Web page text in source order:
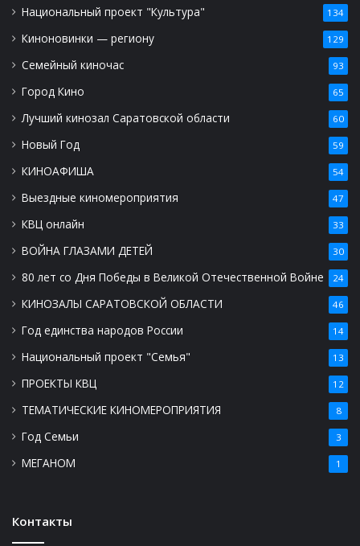
Национальный проект "Культура" 134
Киноновинки — региону 129
Семейный киночас 93
Город Кино 65
Лучший кинозал Саратовской области 60
Новый Год 59
КИНОАФИША 54
Выездные киномероприятия 47
КВЦ онлайн 33
ВОЙНА ГЛАЗАМИ ДЕТЕЙ 30
80 лет со Дня Победы в Великой Отечественной Войне 24
КИНОЗАЛЫ САРАТОВСКОЙ ОБЛАСТИ 46
Год единства народов России 14
Национальный проект "Семья" 13
ПРОЕКТЫ КВЦ 12
ТЕМАТИЧЕСКИЕ КИНОМЕРОПРИЯТИЯ 8
Год Семьи 3
МЕГАНОМ 1
Контакты